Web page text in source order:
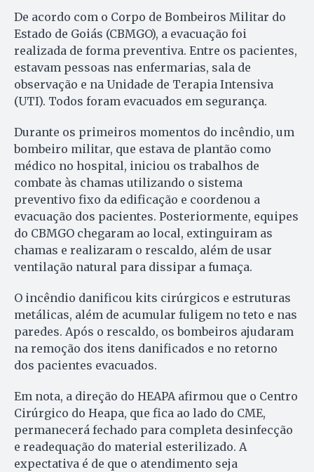
De acordo com o Corpo de Bombeiros Militar do
Estado de Goiás (CBMGO), a evacuação foi
realizada de forma preventiva. Entre os pacientes,
estavam pessoas nas enfermarias, sala de
observação e na Unidade de Terapia Intensiva
(UTI). Todos foram evacuados em segurança.
Durante os primeiros momentos do incêndio, um
bombeiro militar, que estava de plantão como
médico no hospital, iniciou os trabalhos de
combate às chamas utilizando o sistema
preventivo fixo da edificação e coordenou a
evacuação dos pacientes. Posteriormente, equipes
do CBMGO chegaram ao local, extinguiram as
chamas e realizaram o rescaldo, além de usar
ventilação natural para dissipar a fumaça.
O incêndio danificou kits cirúrgicos e estruturas
metálicas, além de acumular fuligem no teto e nas
paredes. Após o rescaldo, os bombeiros ajudaram
na remoção dos itens danificados e no retorno
dos pacientes evacuados.
Em nota, a direção do HEAPA afirmou que o Centro
Cirúrgico do Heapa, que fica ao lado do CME,
permanecerá fechado para completa desinfecção
e readequação do material esterilizado. A
expectativa é de que o atendimento seja